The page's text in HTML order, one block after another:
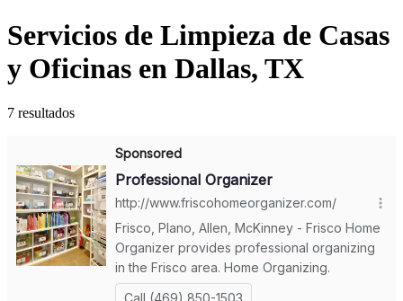
Servicios de Limpieza de Casas
y Oficinas en Dallas, TX
7 resultados